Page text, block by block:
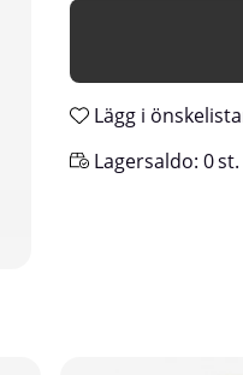
Lägg i
Lagersaldo: 0st.